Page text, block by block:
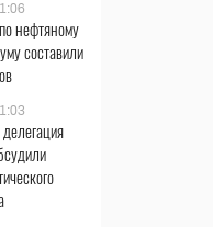
нефтяному
составили